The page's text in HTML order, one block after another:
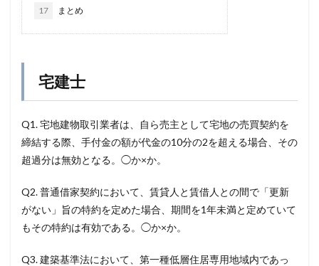
17 まとめ
宅建士
Q1. 宅地建物取引業者は、自ら売主として宅地の売買契約を
締結する際、手付金の額が代金の10分の2を超える場合、その
超過分は無効となる。◯か×か。
Q2. 普通借家契約において、賃貸人と賃借人との間で「更新
がない」旨の特約を定めた場合、期間を1年未満と定めていて
もその特約は有効である。◯か×か。
Q3. 建築基準法において、第一種低層住居専用地域内であっ